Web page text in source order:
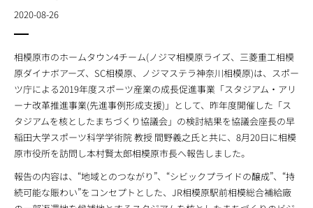
2020-08-26
相模原市のホームタウン4チーム(ノジマ相模原ライズ、三菱重工相模
原ダイナボアーズ、SC相模原、ノジマステラ神奈川相模原)は、スポー
ツ庁による2019年度スポーツ産業の成長促進事業「スタジアム・アリ
ーナ改革推進事業(先進事例形成支援)」として、昨年度開催した「ス
タジアムを核としたまちづくり協議会」の検討結果を協議会座長の早
稲田大学スポーツ科学学術院 教授 間野義之氏と共に、8月20日に相模
原市役所を訪問し本村賢太郎相模原市長へ報告しました。
報告の内容は、“地域とのつながり”、“シビックプライドの醸成”、“持
続可能な賑わい”をコンセプトとした、JR相模原駅前相模総合補給廠